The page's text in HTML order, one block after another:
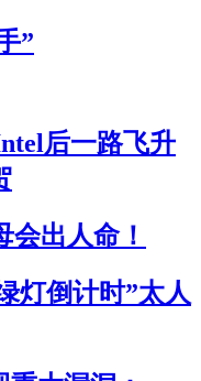
”
后一路飞升
出人命！
灯倒计时”太人